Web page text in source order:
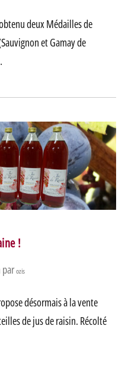
deux Médailles de
et Gamay de
!
ozis
désormais à la vente
de jus de raisin. Récolté